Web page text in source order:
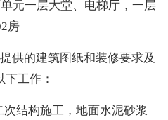
元一层大堂、电梯厅，一层
房
供的建筑图纸和装修要求及
工作：
结构施工，地面水泥砂浆